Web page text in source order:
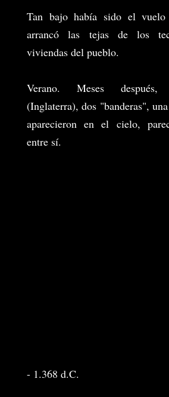
Tan bajo había sido el
arrancó las tejas de los
viviendas del pueblo.
Verano. Meses
(Inglaterra), dos "banderas",
aparecieron en el cielo,
entre sí.
- 1.368 d.C.